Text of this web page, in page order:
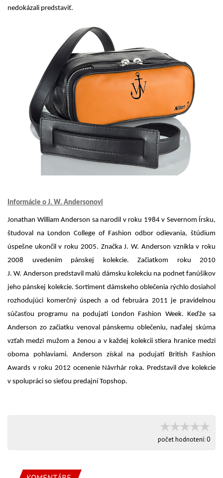
nedokázali predstaviť.
Informácie o J. W. Andersonovi
Jonathan William Anderson sa narodil v roku 1984 v Severnom Írsku,
študoval na London College of Fashion odbor odievania, štúdium
úspešne ukončil v roku 2005. Značka J. W. Anderson vznikla v roku
2008 uvedením pánskej kolekcie. Začiatkom roku 2010
J. W. Anderson predstavil malú dámsku kolekciu na podnet fanúšikov
jeho pánskej kolekcie. Sortiment dámskeho oblečenia rýchlo dosiahol
rozhodujúci komerčný úspech a od februára 2011 je pravidelnou
súčasťou programu na podujatí London Fashion Week. Keďže sa
Anderson zo začiatku venoval pánskemu oblečeniu, naďalej skúma
vzťah medzi mužom a ženou a v každej kolekcii stiera hranice medzi
oboma pohlaviami. Anderson získal na podujatí British Fashion
Awards v roku 2012 ocenenie Návrhár roka. Predstavil dve kolekcie
v spolupráci so sieťou predajní Topshop.
počet hodnotení:0